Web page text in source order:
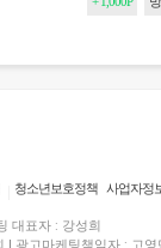
청소년보호정책 사업자정
대표자 : 강성희